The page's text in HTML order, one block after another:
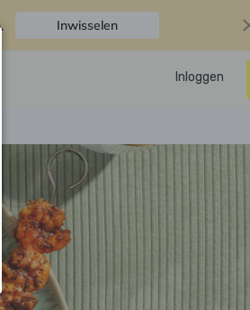
. Inwisselen
Inloggen